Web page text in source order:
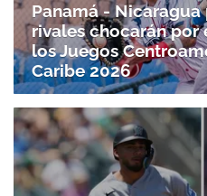
Panamá - Nicaragua
rivales chocarán por
los Juegos
Caribe 2026